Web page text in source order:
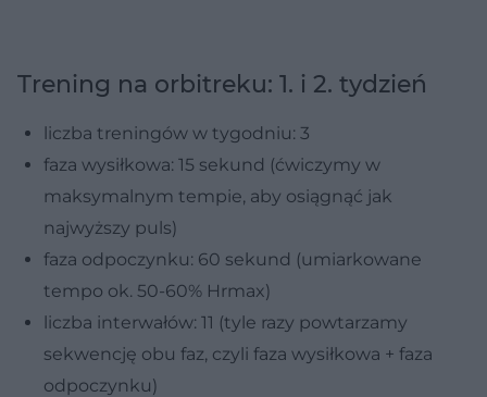
Trening na orbitreku: 1. i 2. tydzień
liczba treningów w tygodniu: 3
faza wysiłkowa: 15 sekund (ćwiczymy w
maksymalnym tempie, aby osiągnąć jak
najwyższy puls)
faza odpoczynku: 60 sekund (umiarkowane
tempo ok. 50-60% Hrmax)
liczba interwałów: 11 (tyle razy powtarzamy
sekwencję obu faz, czyli faza wysiłkowa + faza
odpoczynku)